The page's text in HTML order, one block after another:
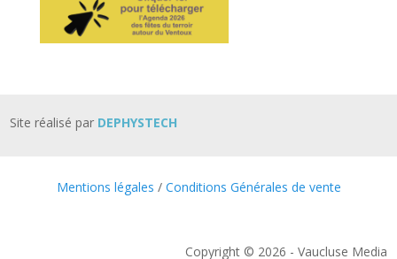
Site réalisé par DEPHYSTECH
Mentions légales / Conditions Générales de vente
Copyright © 2026 - Vaucluse Media